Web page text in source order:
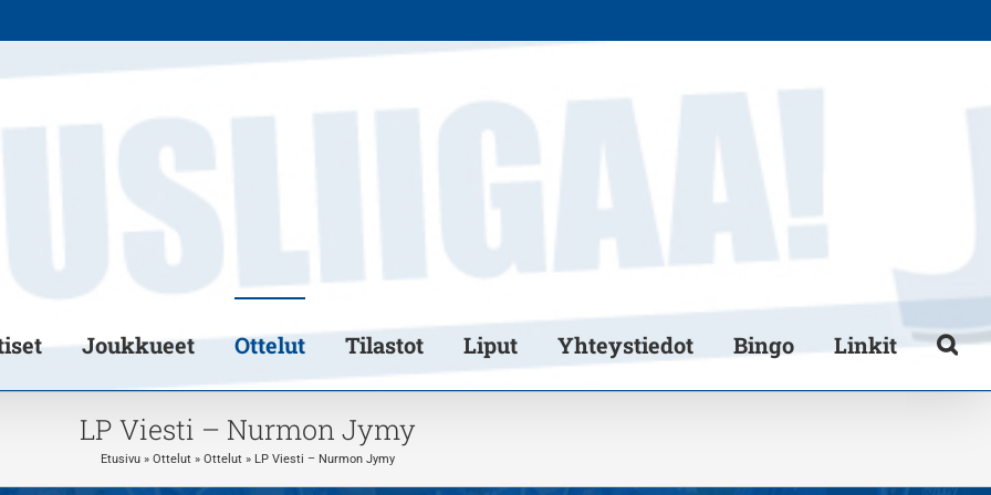
Joukkueet Ottelut Tilastot Liput Yhteystiedot Bingo Linkit
LP Viesti – Nurmon Jymy
Etusivu » Ottelut » Ottelut » LP Viesti – Nurmon Jymy